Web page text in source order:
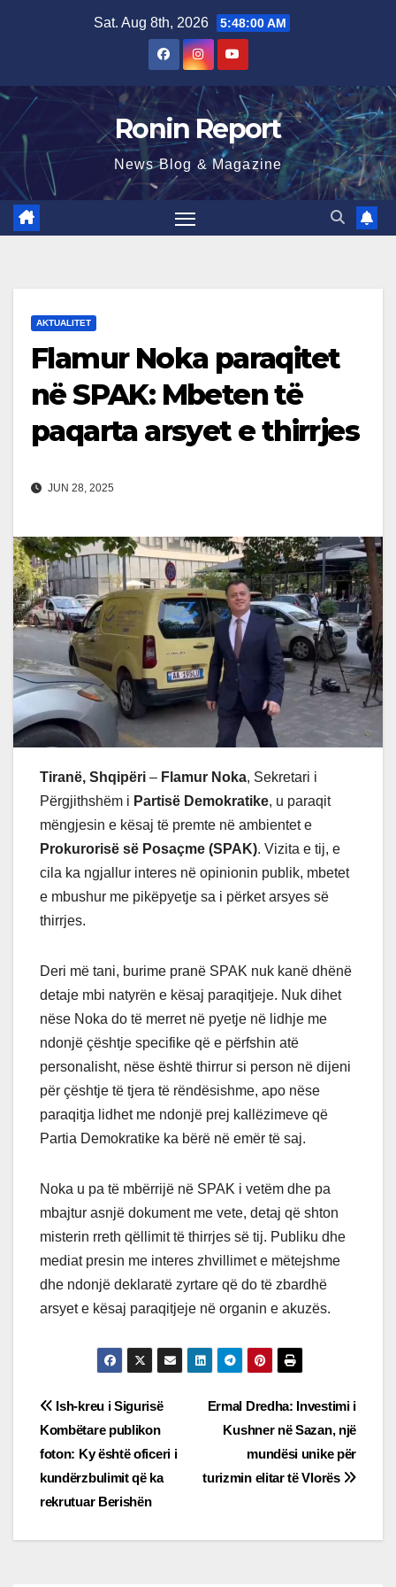
Sat. Aug 8th, 2026 5:48:01 AM
Ronin Report
News Blog & Magazine
AKTUALITET
Flamur Noka paraqitet
në SPAK: Mbeten të
paqarta arsyet e thirrjes
JUN 28, 2025
Tiranë, Shqipëri – Flamur Noka, Sekretari i
Përgjithshëm i Partisë Demokratike, u paraqit
mëngjesin e kësaj të premte në ambientet e
Prokurorisë së Posaçme (SPAK). Vizita e tij, e
cila ka ngjallur interes në opinionin publik, mbetet
e mbushur me pikëpyetje sa i përket arsyes së
thirrjes.
Deri më tani, burime pranë SPAK nuk kanë dhënë
detaje mbi natyrën e kësaj paraqitjeje. Nuk dihet
nëse Noka do të merret në pyetje në lidhje me
ndonjë çështje specifike që e përfshin atë
personalisht, nëse është thirrur si person në dijeni
për çështje të tjera të rëndësishme, apo nëse
paraqitja lidhet me ndonjë prej kallëzimeve që
Partia Demokratike ka bërë në emër të saj.
Noka u pa të mbërrijë në SPAK i vetëm dhe pa
mbajtur asnjë dokument me vete, detaj që shton
misterin rreth qëllimit të thirrjes së tij. Publiku dhe
mediat presin me interes zhvillimet e mëtejshme
dhe ndonjë deklaratë zyrtare që do të zbardhë
arsyet e kësaj paraqitjeje në organin e akuzës.
Post
navigation
Ermal Dredha: Investimi i
Kushner në Sazan, një
mundësi unike për
turizmin elitar të Vlorës
Ish-kreu i Sigurisë
Kombëtare publikon
foton: Ky është oficeri i
kundërzbulimit që ka
rekrutuar Berishën